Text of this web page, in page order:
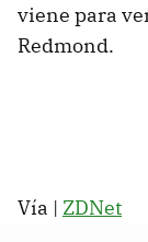
viene para
Redmond.
Vía | ZDNet